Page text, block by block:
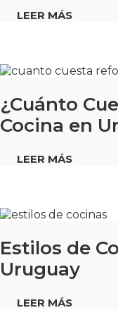
LEER MÁS
¿Cuánto
Cocina en
LEER MÁS
Estilos de
Uruguay
LEER MÁS